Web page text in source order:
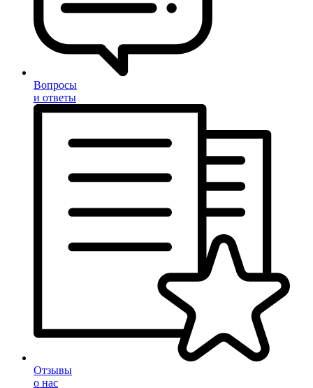
Вопросы
и ответы
Отзывы
о нас